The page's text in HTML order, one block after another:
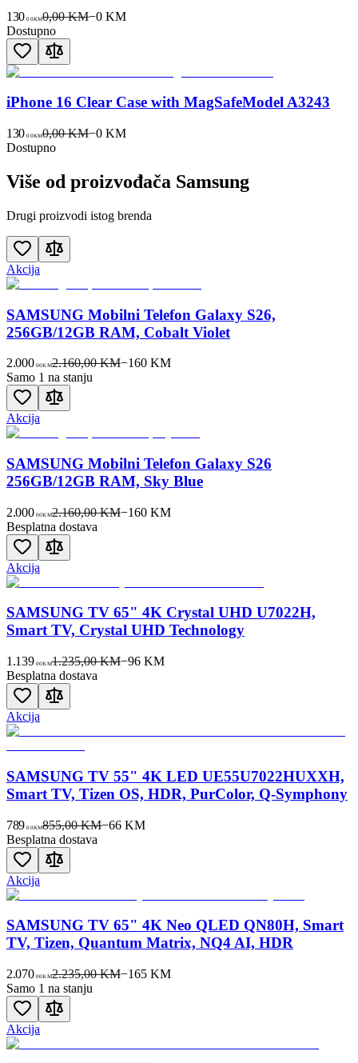
130 00KM0,00 KM−0 KM
Dostupno
iPhone 16 Clear Case with MagSafeModel A3243
130 00KM0,00 KM−0 KM
Dostupno
Više od proizvođača Samsung
Drugi proizvodi istog brenda
Akcija
SAMSUNG Mobilni Telefon Galaxy S26,
256GB/12GB RAM, Cobalt Violet
2.000 00KM2.160,00 KM−160KM
Samo 1 na stanju
Akcija
SAMSUNG Mobilni Telefon Galaxy S26
256GB/12GB RAM, Sky Blue
2.000 00KM2.160,00 KM−160KM
Besplatna dostava
Akcija
SAMSUNG TV 65" 4K Crystal UHD U7022H,
Smart TV, Crystal UHD Technology
1.139 00KM1.235,00 KM−96KM
Besplatna dostava
Akcija
SAMSUNG TV 55" 4K LED UE55U7022HUXXH,
Smart TV, Tizen OS, HDR, PurColor, Q-Symphony
789 00KM855,00 KM−66 KM
Besplatna dostava
Akcija
SAMSUNG TV 65" 4K Neo QLED QN80H, Smart
TV, Tizen, Quantum Matrix, NQ4 AI, HDR
2.070 00KM2.235,00 KM−165KM
Samo 1 na stanju
Akcija